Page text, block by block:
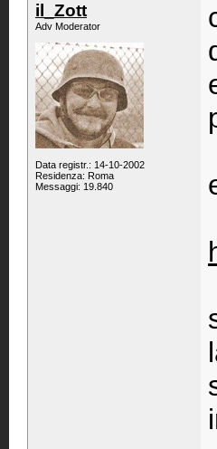
il_Zott
Adv Moderator
Data registr.: 14-10-2002
Residenza: Roma
Messaggi: 19.840